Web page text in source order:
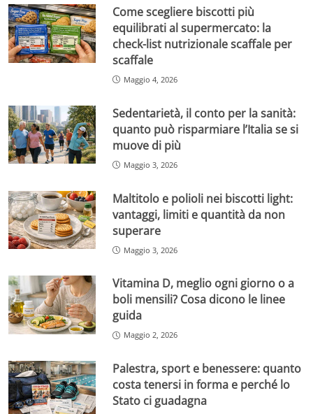
Come scegliere biscotti più
equilibrati al supermercato: la
check-list nutrizionale scaffale per
scaffale
Maggio 4, 2026
Sedentarietà, il conto per la sanità:
quanto può risparmiare l’Italia se si
muove di più
Maggio 3, 2026
Maltitolo e polioli nei biscotti light:
vantaggi, limiti e quantità da non
superare
Maggio 3, 2026
Vitamina D, meglio ogni giorno o a
boli mensili? Cosa dicono le linee
guida
Maggio 2, 2026
Palestra, sport e benessere: quanto
costa tenersi in forma e perché lo
Stato ci guadagna